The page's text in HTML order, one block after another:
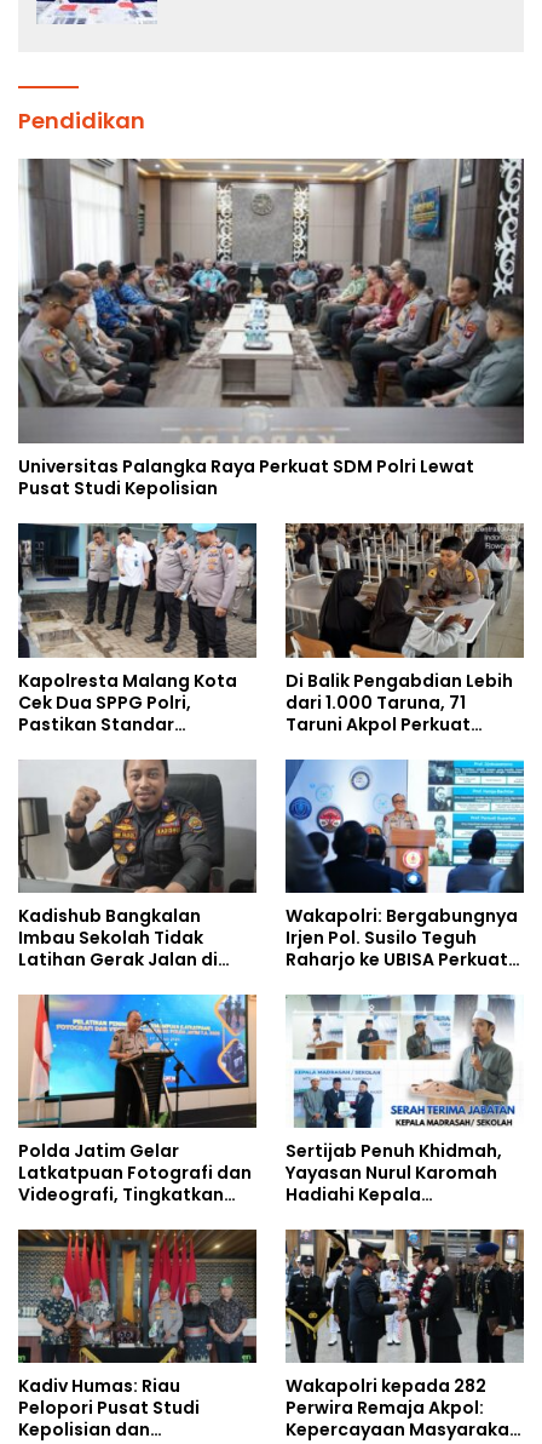
Pendidikan
Universitas Palangka Raya Perkuat SDM Polri Lewat
Pusat Studi Kepolisian
Kapolresta Malang Kota
Cek Dua SPPG Polri,
Pastikan Standar
Pengelolaan Limbah
Berjalan Optimal
Di Balik Pengabdian Lebih
dari 1.000 Taruna, 71
Taruni Akpol Perkuat
Siswa Sekolah Rakyat
Kadishub Bangkalan
Imbau Sekolah Tidak
Latihan Gerak Jalan di
Wakapolri: Bergabungnya
Irjen Pol. Susilo Teguh
Raharjo ke UBISA Perkuat
Studi Kepolisian
Polda Jatim Gelar
Latkatpuan Fotografi dan
Videografi, Tingkatkan
Era Digital
Sertijab Penuh Khidmah,
Yayasan Nurul Karomah
Hadiahi Kepala
Umrah
Kadiv Humas: Riau
Pelopori Pusat Studi
Kepolisian dan
Wakapolri kepada 282
Perwira Remaja Akpol:
Kepercayaan Masyarakat